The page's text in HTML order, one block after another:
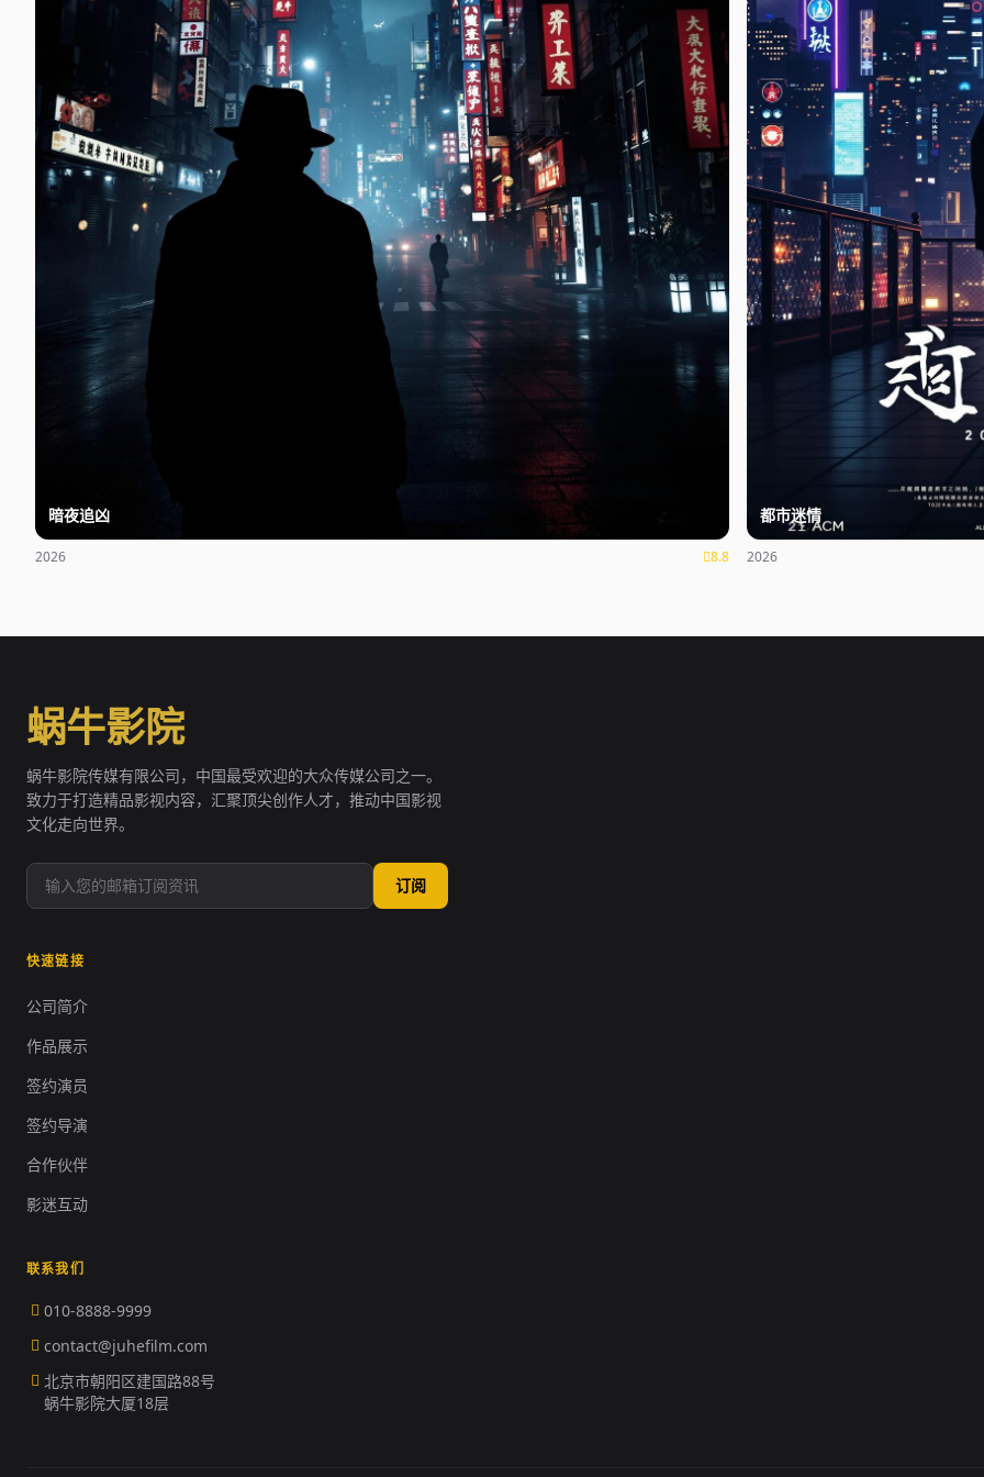
暗夜追凶
2026 8.8
都市迷情
2026
蜗牛影院
蜗牛影院传媒有限公司，中国最受欢迎的大众传媒公司之一。
致力于打造精品影视内容，汇聚顶尖创作人才，推动中国影视
文化走向世界。
订阅
快速链接
公司简介
作品展示
签约演员
签约导演
合作伙伴
影迷互动
联系我们
010-8888-9999
contact@juhefilm.com
北京市朝阳区建国路88号
蜗牛影院大厦18层